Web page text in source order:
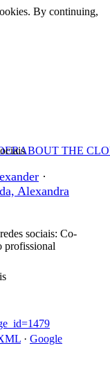
By continuing,
ABOUT THE
·
Alexandra
sociais: Co-
profissional
· Google